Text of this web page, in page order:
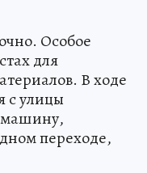
Особое
для
В ходе
с улицы
машину,
переходе,